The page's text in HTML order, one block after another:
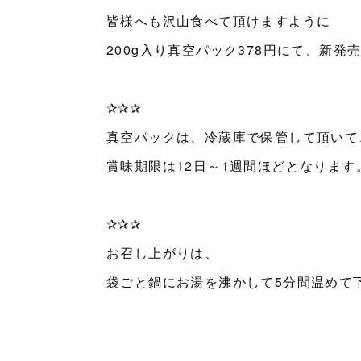
皆様へも沢山食べて頂けますように
200g入り真空パック378円にて、新発売
✰✰✰
真空パックは、冷蔵庫で保管して頂いて
賞味期限は12日～1週間ほどとなります。
✰✰✰
お召し上がりは、
袋ごと鍋にお湯を沸かして5分間温めて